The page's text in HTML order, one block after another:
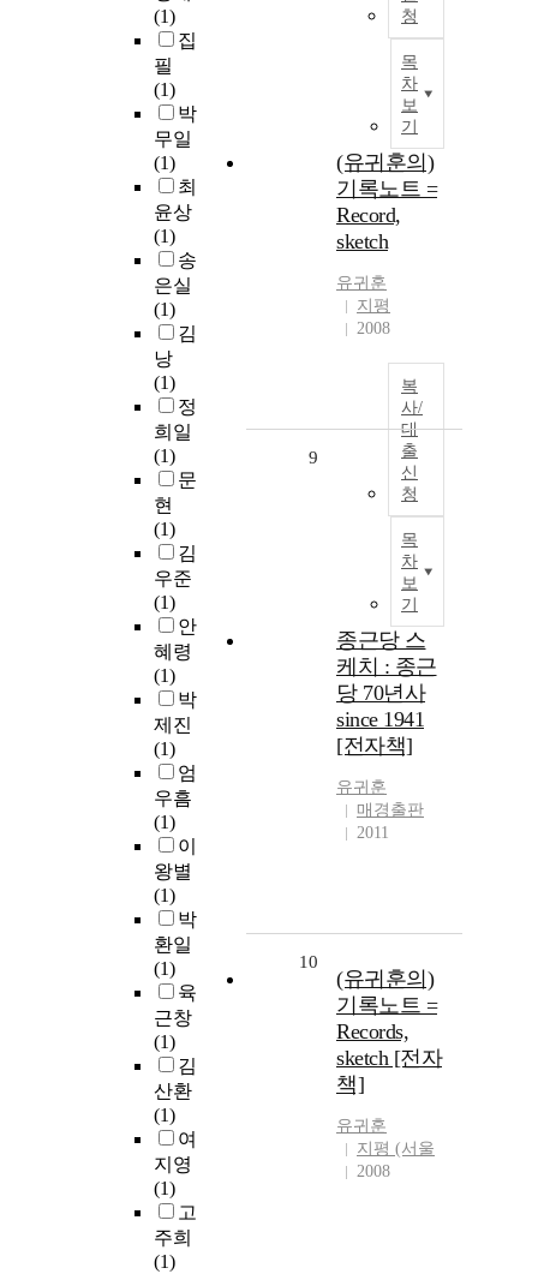
(1)
집
필
(1)
박
무일
(1)
최
윤상
(1)
송
은실
(1)
김
낭
(1)
정
희일
(1)
문
현
(1)
김
우준
(1)
안
혜령
(1)
박
제진
(1)
엄
우흠
(1)
이
왕별
(1)
박
환일
(1)
육
근창
(1)
김
산환
(1)
여
지영
(1)
고
주희
(1)
청
목
차
보
기
(유귀훈의)
기록노트 =
Record,
sketch
유귀훈
지평
2008
복
사/
대
출
신
청
목
차
보
기
9
종근당 스
케치 : 종근
당 70년사
since 1941
[전자책]
유귀훈
매경출판
2011
10
(유귀훈의)
기록노트 =
Records,
sketch [전자
책]
유귀훈
지평 (서울
2008